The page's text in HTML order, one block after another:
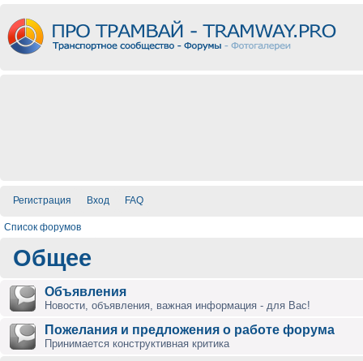
Регистрация Вход FAQ
Список форумов
Общее
Объявления
Новости, объявления, важная информация - для Вас!
Пожелания и предложения о работе форума
Принимается конструктивная критика